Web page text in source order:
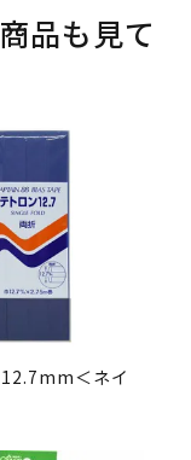
品も見て
＜ネイ